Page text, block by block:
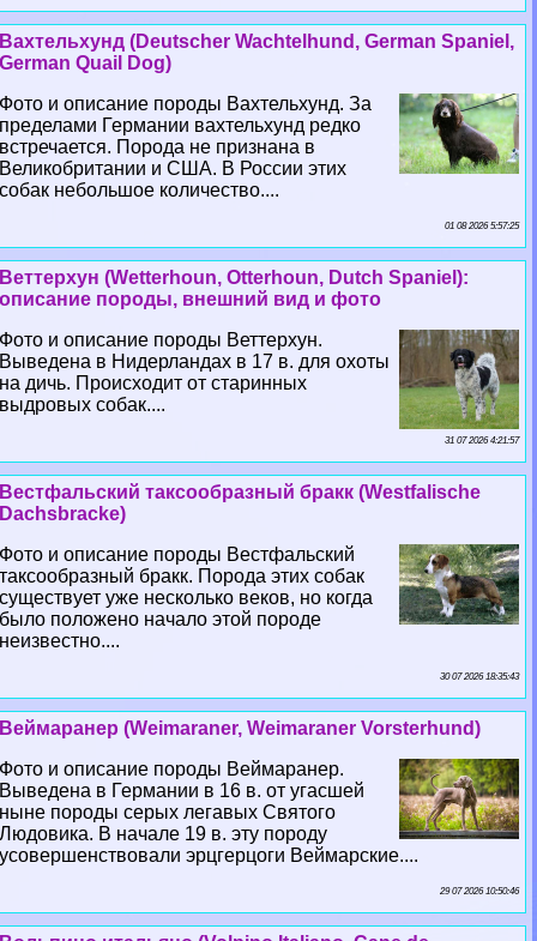
Вахтельхунд (Deutscher Wachtelhund, German Spaniel,
German Quail Dog)
Фото и описание породы Вахтельхунд. За
пределами Германии вахтельхунд редко
встречается. Порода не признана в
Великобритании и США. В России этих
собак небольшое количество....
01 08 2026 5:57:25
Веттерхун (Wetterhoun, Otterhoun, Dutch Spaniel):
описание породы, внешний вид и фото
Фото и описание породы Веттерхун.
Выведена в Нидерландах в 17 в. для охоты
на дичь. Происходит от старинных
выдровых собак....
31 07 2026 4:21:57
Вестфальский таксообразный бpaкк (Westfalische
Dachsbracke)
Фото и описание породы Вестфальский
таксообразный бpaкк. Порода этих собак
существует уже несколько веков, но когда
было положено начало этой породе
неизвестно....
30 07 2026 18:35:43
Веймаранер (Weimaraner, Weimaraner Vorsterhund)
Фото и описание породы Веймаранер.
Выведена в Германии в 16 в. от угасшей
ныне породы серых легавых Святого
Людовика. В начале 19 в. эту породу
усовершенствовали эрцгерцоги Веймарские....
29 07 2026 10:50:46